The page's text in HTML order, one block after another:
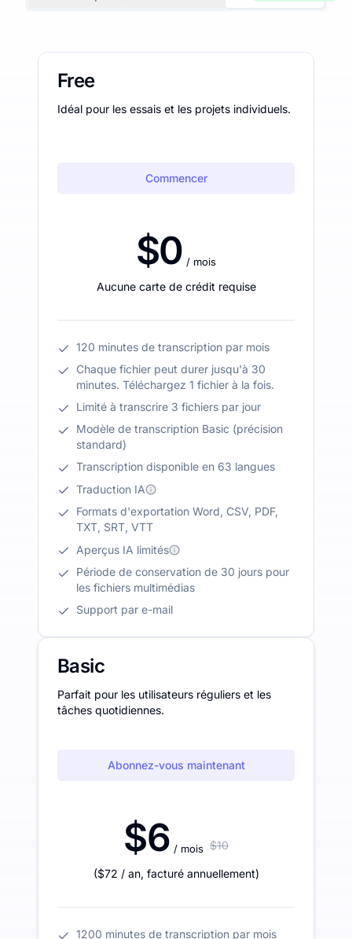
Free
Idéal pour les essais et les projets individuels.
Commencer
$0 / mois
Aucune carte de crédit requise
120 minutes de transcription par mois
Chaque fichier peut durer jusqu'à 30
minutes. Téléchargez 1 fichier à la fois.
Limité à transcrire 3 fichiers par jour
Modèle de transcription Basic (précision
standard)
Transcription disponible en 63 langues
Traduction IA
Formats d'exportation Word, CSV, PDF,
TXT, SRT, VTT
Aperçus IA limités
Période de conservation de 30 jours pour
les fichiers multimédias
Support par e-mail
Basic
Parfait pour les utilisateurs réguliers et les
tâches quotidiennes.
Abonnez-vous maintenant
$6 / mois $10
($72 / an, facturé annuellement)
1200 minutes de transcription par mois